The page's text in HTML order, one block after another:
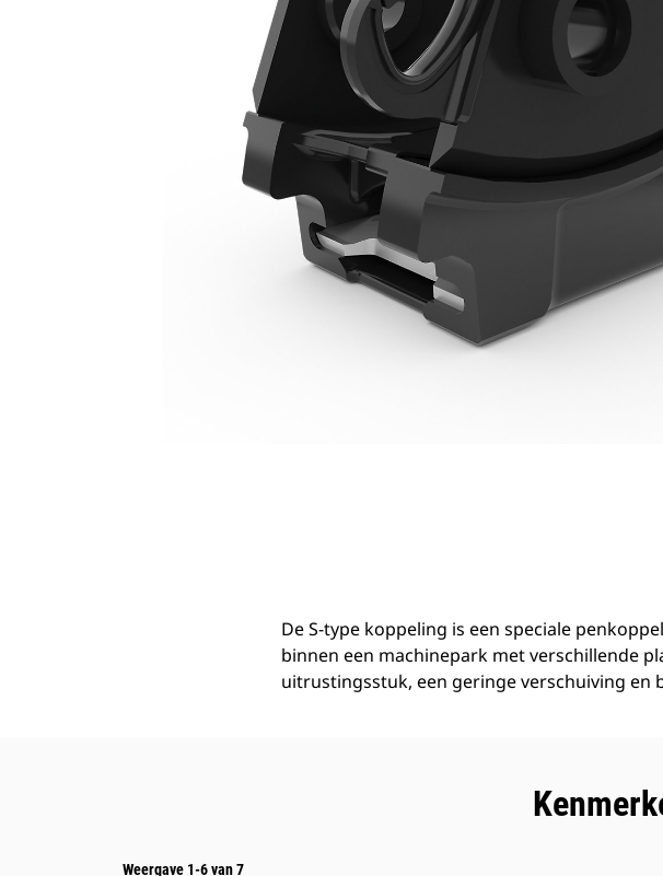
De S-type koppeling is een speciale
binnen een machinepark met verschillende
uitrustingsstuk, een geringe verschuiving
Weergave 1-6 van 7